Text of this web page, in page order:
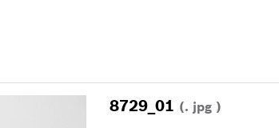
8729_01 (. jpg )